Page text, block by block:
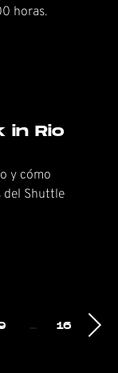
horas.
in Rio
y cómo
del Shuttle
… 16